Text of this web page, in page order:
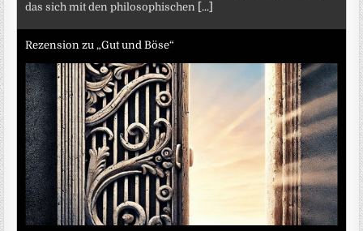
das sich mit den philosophischen [...]
Rezension zu „Gut und Böse“